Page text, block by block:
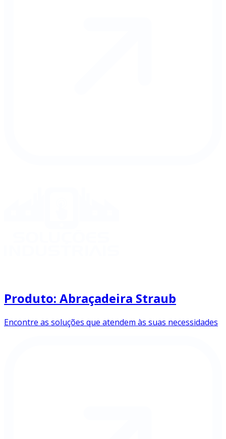
Produto: Abraçadeira Straub
Encontre as soluções que atendem às suas necessidades